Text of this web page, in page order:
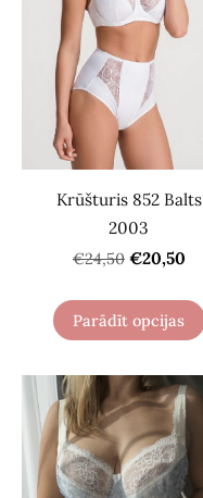
Krūšturis 852 Balts
2003
€24,50 €20,50
Parādīt opcijas